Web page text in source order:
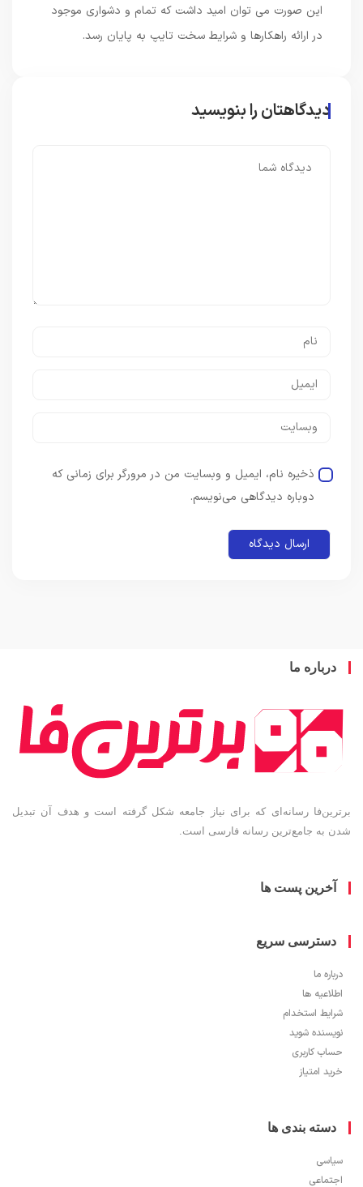
این صورت می توان امید داشت که تمام و دشواری موجود
در ارائه راهکارها و شرایط سخت تایپ به پایان رسد.
دیدگاهتان را بنویسید
ذخیره نام، ایمیل و وبسایت من در مرورگر برای زمانی که
دوباره دیدگاهی می‌نویسم.
ما
رسانه‌ای که برای نیاز جامعه شکل گرفته است و هدف آن تبدیل
جامع‌ترین رسانه فارسی است.
پست ها
سریع
ها
استخدام
شوید
کاربری
امتیاز
بندی ها